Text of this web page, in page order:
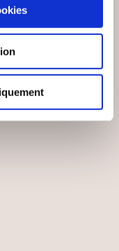
D'ENFER
Romans
19€00